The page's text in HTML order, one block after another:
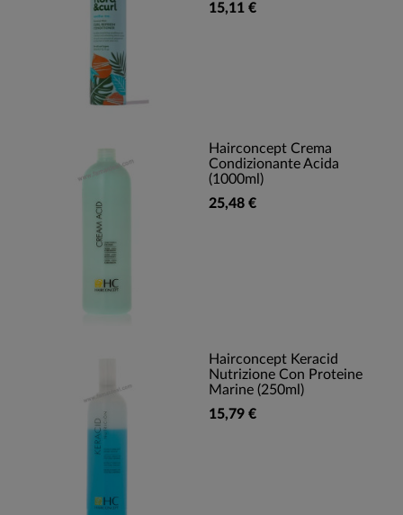
15,11 €
Hairconcept Crema
Condizionante Acida
(1000ml)
25,48 €
Hairconcept Keracid
Nutrizione Con Proteine
Marine (250ml)
15,79 €